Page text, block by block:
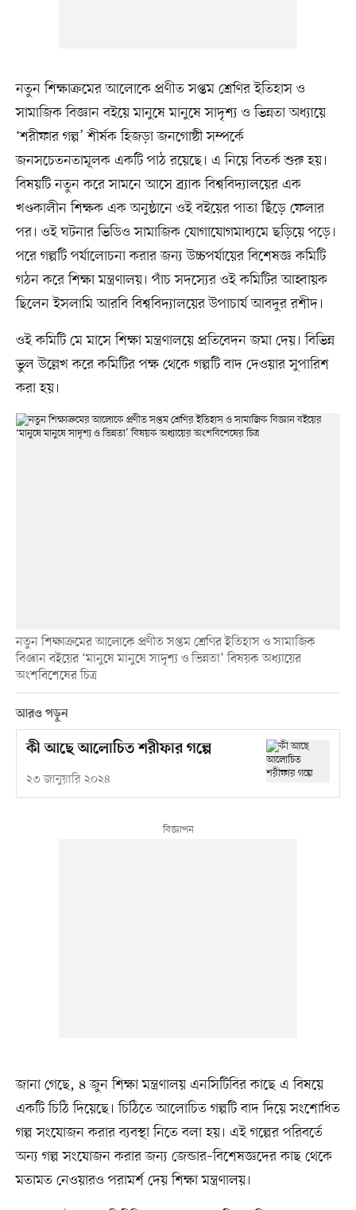
নতুন শিক্ষাক্রমের আলোকে প্রণীত সপ্তম শ্রেণির ইতিহাস ও
সামাজিক বিজ্ঞান বইয়ে মানুষে মানুষে সাদৃশ্য ও ভিন্নতা অধ্যায়ে
‘শরীফার গল্প’ শীর্ষক হিজড়া জনগোষ্ঠী সম্পর্কে
জনসচেতনতামূলক একটি পাঠ রয়েছে। এ নিয়ে বিতর্ক শুরু হয়।
বিষয়টি নতুন করে সামনে আসে ব্র্যাক বিশ্ববিদ্যালয়ের এক
খণ্ডকালীন শিক্ষক এক অনুষ্ঠানে ওই বইয়ের পাতা ছিঁড়ে ফেলার
পর। ওই ঘটনার ভিডিও সামাজিক যোগাযোগমাধ্যমে ছড়িয়ে পড়ে।
পরে গল্পটি পর্যালোচনা করার জন্য উচ্চপর্যায়ের বিশেষজ্ঞ কমিটি
গঠন করে শিক্ষা মন্ত্রণালয়। পাঁচ সদস্যের ওই কমিটির আহ্বায়ক
ছিলেন ইসলামি আরবি বিশ্ববিদ্যালয়ের উপাচার্য আবদুর রশীদ।
ওই কমিটি মে মাসে শিক্ষা মন্ত্রণালয়ে প্রতিবেদন জমা দেয়। বিভিন্ন
ভুল উল্লেখ করে কমিটির পক্ষ থেকে গল্পটি বাদ দেওয়ার সুপারিশ
করা হয়।
নতুন শিক্ষাক্রমের আলোকে প্রণীত সপ্তম শ্রেণির ইতিহাস ও সামাজিক
বিজ্ঞান বইয়ের ‘মানুষে মানুষে সাদৃশ্য ও ভিন্নতা’ বিষয়ক অধ্যায়ের
অংশবিশেষের চিত্র
আরও পড়ুন
কী আছে আলোচিত শরীফার গল্পে
২৩ জানুয়ারি ২০২৪
জানা গেছে, ৪ জুন শিক্ষা মন্ত্রণালয় এনসিটিবির কাছে এ বিষয়ে
একটি চিঠি দিয়েছে। চিঠিতে আলোচিত গল্পটি বাদ দিয়ে সংশোধিত
গল্প সংযোজন করার ব্যবস্থা নিতে বলা হয়। এই গল্পের পরিবর্তে
অন্য গল্প সংযোজন করার জন্য জেন্ডার–বিশেষজ্ঞদের কাছ থেকে
মতামত নেওয়ারও পরামর্শ দেয় শিক্ষা মন্ত্রণালয়।